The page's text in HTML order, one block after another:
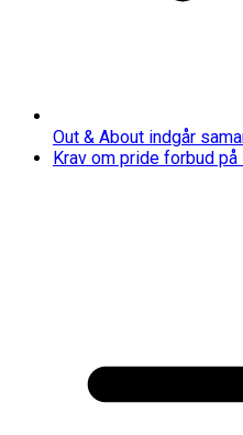
Out & About indgår
Krav om pride forbud